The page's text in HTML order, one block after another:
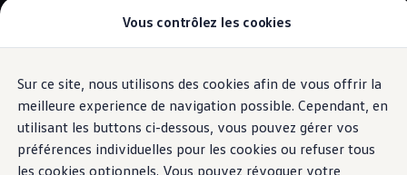
Vous contrôlez les cookies
Sur ce site, nous utilisons des cookies afin de vous offrir la
meilleure experience de navigation possible. Cependant, en
utilisant les buttons ci-dessous, vous pouvez gérer vos
préférences individuelles pour les cookies ou refuser tous
les cookies optionnels. Vous pouvez révoquer votre
Aller au
contenu
principal
Aller
au
pied
de
page
Modèles et configurateur
Offres pour particuliers
ID. Polo
ID.3 Neo
T-Roc
T-Cross
Taigo
Vue périphérique «Area View»